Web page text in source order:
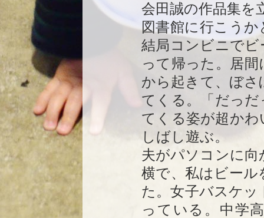
会田誠の作品集を
図書館に行こう
結局コンビニで
って帰った。居
から起きて、ぼ
てくる。「だっ
てくる姿が超か
しばし遊ぶ。
夫がパソコンに
横で、私はビー
た。女子バスケ
っている。中学